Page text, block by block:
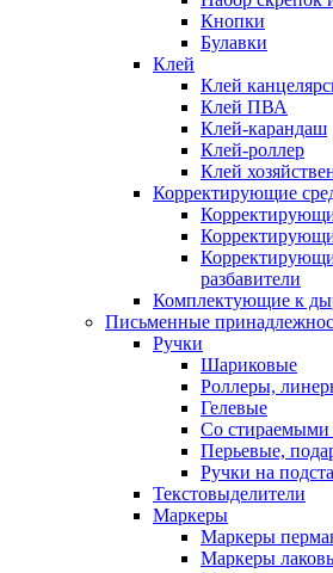
Кнопки
Булавки
Клей
Клей
Клей ПВА
Клей-карандаш
Клей-роллер
Клей
Корректирующие
разбавители
Комплектующие к
Письменные
Ручки
Шариковые
Роллеры,
Гелевые
Со стираемыми
Перьевые,
Ручки на
Текстовыделители
Маркеры
Маркеры
Маркеры